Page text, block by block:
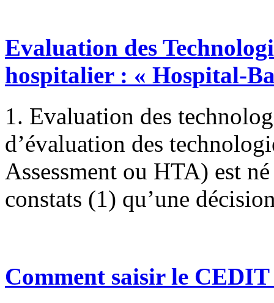
Evaluation des
hospitalier : « Hospital-
1. Evaluation des
d’évaluation des
Assessment ou HTA) est
constats (1) qu’une
Comment saisir le CEDIT